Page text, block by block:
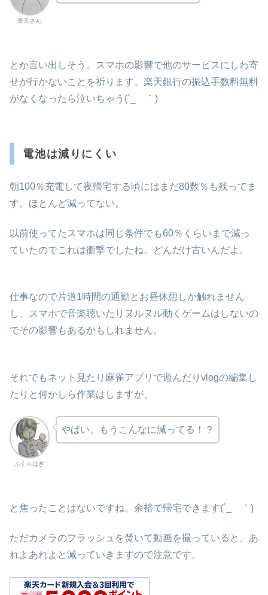
楽天さん
とか言い出しそう。スマホの影響で他のサービスにしわ寄
せが行かないことを祈ります。楽天銀行の振込手数料無料
がなくなったら泣いちゃう(´_ゝ｀)
電池は減りにくい
朝100％充電して夜帰宅する頃にはまだ80数％も残ってま
す。ほとんど減ってない。
以前使ってたスマホは同じ条件でも60％くらいまで減っ
ていたのでこれは衝撃でしたね。どんだけ古いんだよ。
仕事なので片道1時間の通勤とお昼休憩しか触れません
し、スマホで音楽聴いたりヌルヌル動くゲームはしないの
でその影響もあるかもしれません。
それでもネット見たり麻雀アプリで遊んだりvlogの編集し
たりと何かしら作業はしますが、
ふくらはぎ
やばい、もうこんなに減ってる！？
と焦ったことはないですね。余裕で帰宅できます(´_ゝ｀)
ただカメラのフラッシュを焚いて動画を撮っていると、あ
れよあれよと減っていきますので注意です。